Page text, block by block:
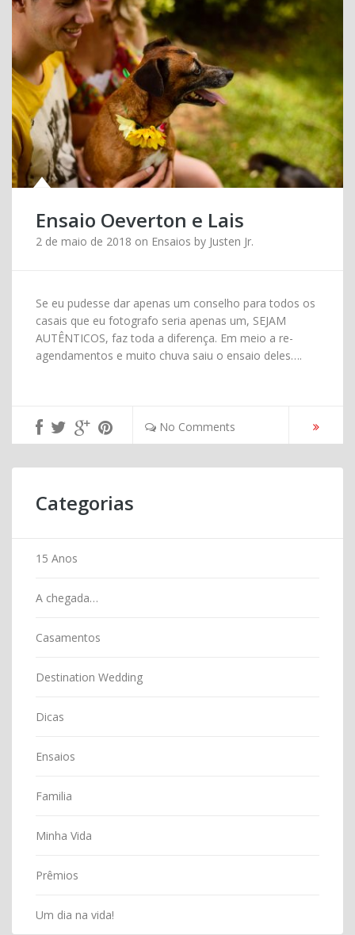
Ensaio Oeverton e Lais
2 de maio de 2018 on Ensaios by Justen Jr.
Se eu pudesse dar apenas um conselho para todos os
casais que eu fotografo seria apenas um, SEJAM
AUTÊNTICOS, faz toda a diferença. Em meio a re-
agendamentos e muito chuva saiu o ensaio deles….
No Comments
Categorias
15 Anos
A chegada…
Casamentos
Destination Wedding
Dicas
Ensaios
Familia
Minha Vida
Prêmios
Um dia na vida!